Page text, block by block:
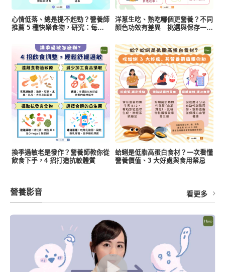
心情低落、總是提不起勁？營養師
推薦 5 種快樂食物，研究：每天
洋蔥生吃、熟吃哪個更營養？不同
顏色功效有差異 挑選與保存一次
換季過敏老是發作？營養師教你從
飲食下手，4 招打造抗敏體質
蛤蜊是低脂高蛋白食材？一次看懂
營養價值、3 大好處與食用禁忌
營養影音 看更多